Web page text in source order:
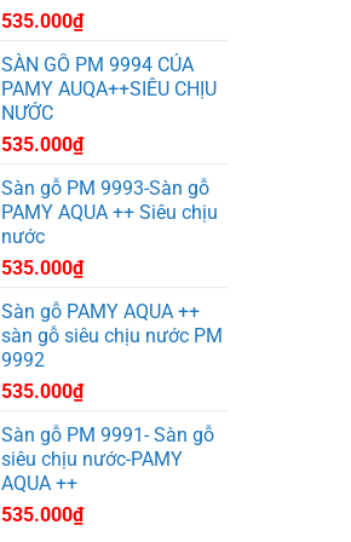
535.000₫
SÀN GỖ PM 9994 CỦA
PAMY AUQA++SIÊU CHỊU
NƯỚC
535.000₫
Sàn gỗ PM 9993-Sàn gỗ
PAMY AQUA ++ Siêu chịu
nước
535.000₫
Sàn gỗ PAMY AQUA ++
sàn gỗ siêu chịu nước PM
9992
535.000₫
Sàn gỗ PM 9991- Sàn gỗ
siêu chịu nước-PAMY
AQUA ++
535.000₫